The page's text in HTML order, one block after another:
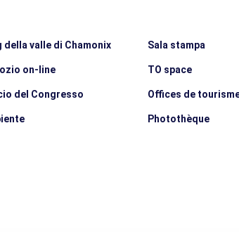
della valle di Chamonix
on-line
del Congresso
Sala stampa
TO space
Offices de
Photothèque